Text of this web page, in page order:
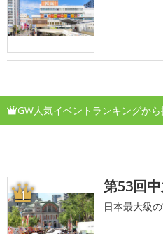
GW人気イベントランキングから
1 第53回
日本最大級